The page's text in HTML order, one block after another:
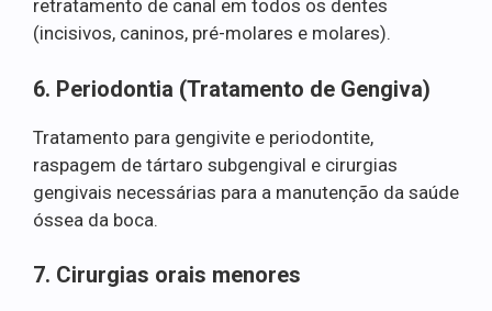
retratamento de canal em todos os dentes
(incisivos, caninos, pré-molares e molares).
6. Periodontia (Tratamento de Gengiva)
Tratamento para gengivite e periodontite,
raspagem de tártaro subgengival e cirurgias
gengivais necessárias para a manutenção da saúde
óssea da boca.
7. Cirurgias orais menores